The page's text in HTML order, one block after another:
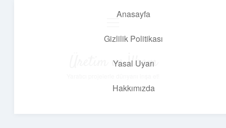
Anasayfa
Gizlilik Politikası
Yasal Uyarı
Hakkımızda
Üretim ve İlham